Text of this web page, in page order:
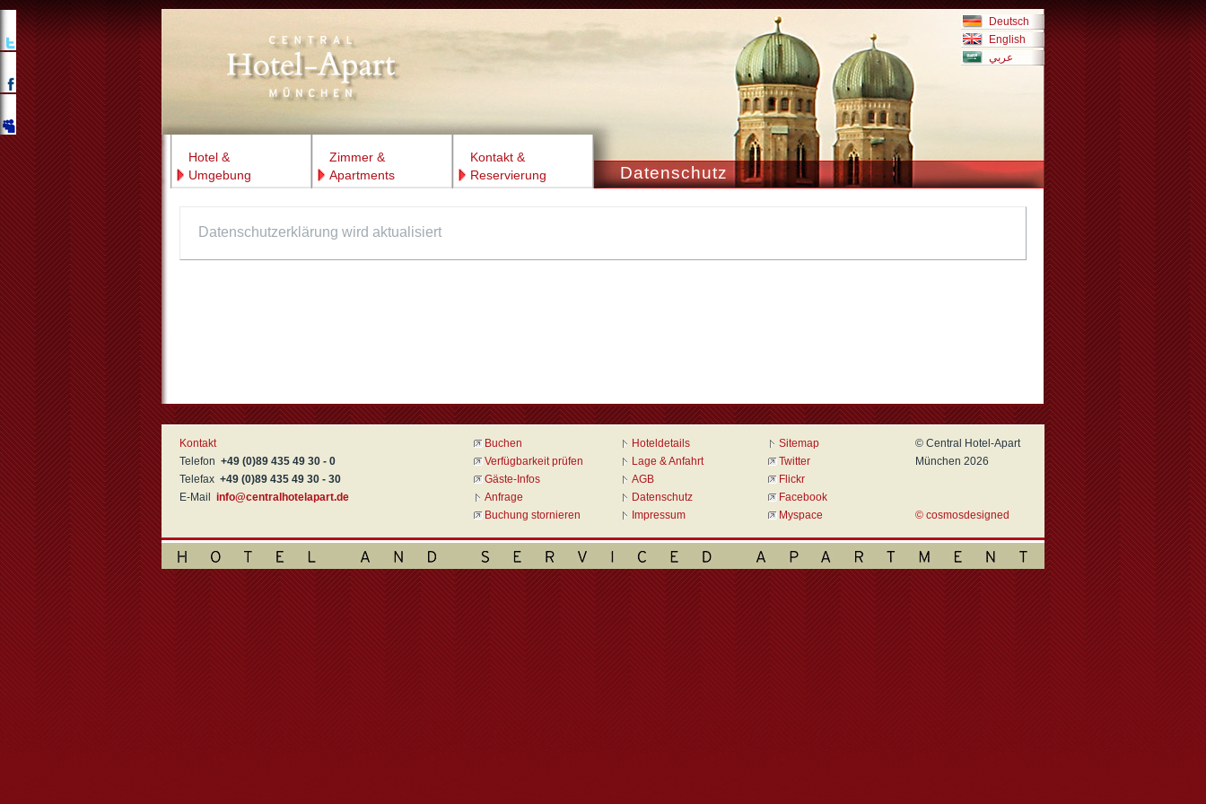
Datenschutz
Deutsch
English
عربي
Hotel &
Umgebung
Zimmer &
Apartments
Kontakt &
Reservierung
Datenschutzerklärung wird aktualisiert
Kontakt
Telefon +49 (0)89 435 49 30 - 0
Telefax +49 (0)89 435 49 30 - 30
E-Mail info@centralhotelapart.de
Buchen
Verfügbarkeit prüfen
Gäste-Infos
Anfrage
Buchung stornieren
Hoteldetails
Lage & Anfahrt
AGB
Datenschutz
Impressum
Sitemap
Twitter
Flickr
Facebook
Myspace
© Central Hotel-Apart
München 2026
© cosmosdesigned